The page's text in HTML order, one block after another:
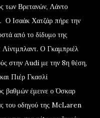
των Βρετανών, Λάντο
Ο Ισαάκ Χατζάρ πήρε την
από το δίδυμο της
Ο Γκαμπριέλ
στην Audi με την 8η θέση,
Πιέρ Γκασλί
βαθμών έμεινε ο Όσκαρ
του οδηγού της McLaren